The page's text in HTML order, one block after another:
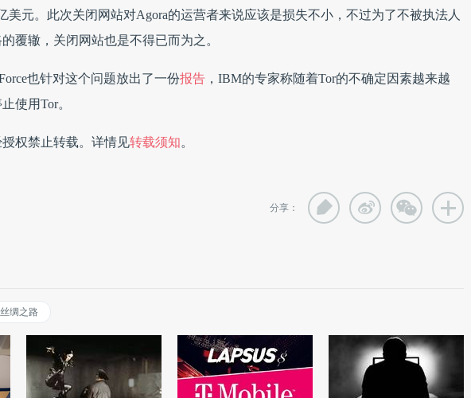
美元。此次关闭网站对Agora的运营者来说应该是损失不小，不过为了不被执法人
覆辙，关闭网站也是不得已而为之。
也针对这个问题放出了一份报告 ，IBM的专家称随着Tor的不确定因素越来越
使用Tor。
权禁止转载。详情见转载须知。
分享：
丝绸之路